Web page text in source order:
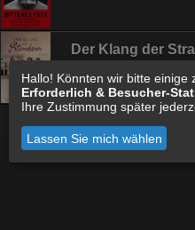
Der Klang der
Datenschutz
Hallo! Könnten wir bitte einige
Erforderlich & Besucher-
Ihre Zustimmung später
Lassen Sie mich wählen